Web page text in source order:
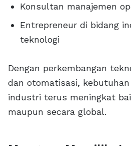
Konsultan manajemen
Entrepreneur di bidang
teknologi
Dengan perkembangan
dan otomatisasi,
industri terus meningkat
maupun secara global.